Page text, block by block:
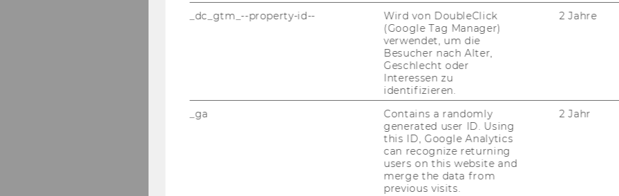
_dc_gtm_--property-id--
Wird von DoubleClick
(Google Tag Manager)
verwendet, um die
Besucher nach Alter,
Geschlecht oder
Interessen zu
identifizieren.
2 Jahre
_ga
Contains a randomly
generated user ID. Using
this ID, Google Analytics
can recognize returning
users on this website and
merge the data from
previous visits.
2 Jahr